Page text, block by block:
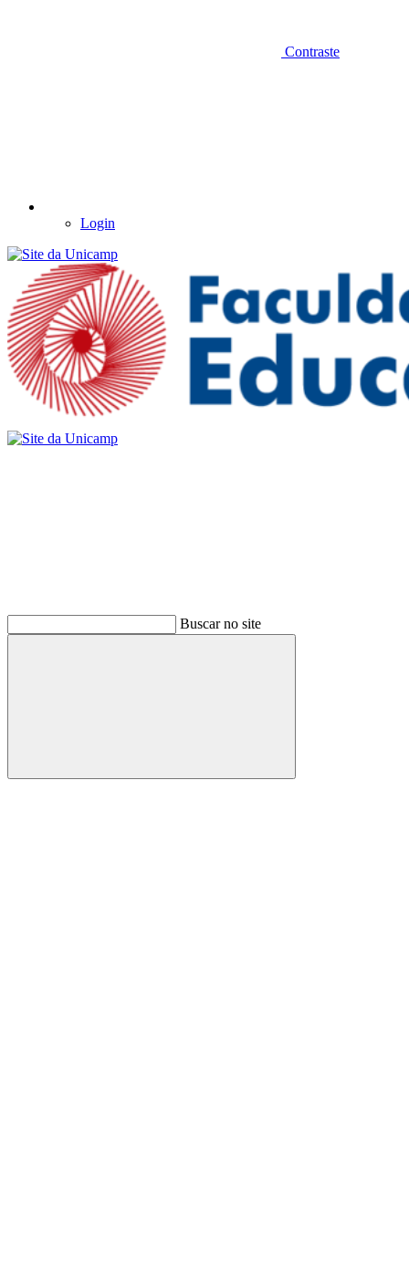
Contraste
Login
Buscar no site
Buscar